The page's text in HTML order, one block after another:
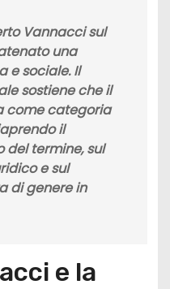
Vannacci sul
una
e sociale. Il
sostiene che il
come categoria
il
del termine, sul
e sul
di genere in
e la